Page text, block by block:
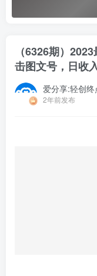
（6326期）
击图文号，日收
爱分享:轻创终
2年前发布